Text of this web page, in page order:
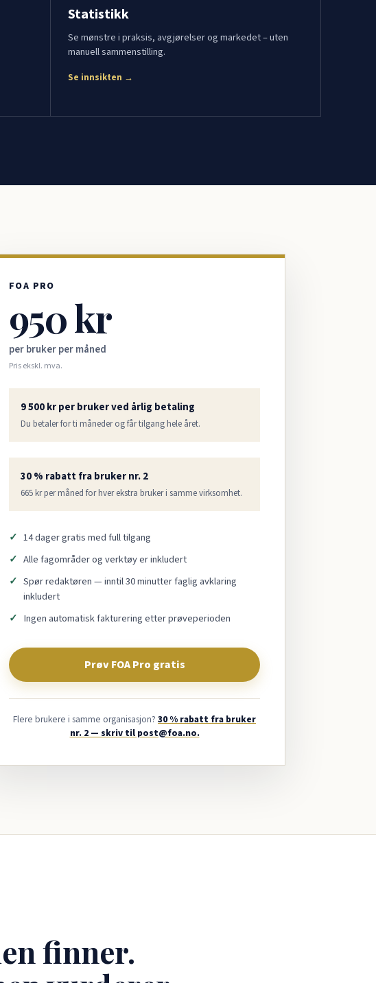
Statistikk
Se mønstre i praksis, avgjørelser og markedet – uten
manuell sammenstilling.
Se innsikten →
FOA PRO
950 kr
per bruker per måned
Pris ekskl. mva.
9 500 kr per bruker ved årlig betaling
Du betaler for ti måneder og får tilgang hele året.
30 % rabatt fra bruker nr. 2
665 kr per måned for hver ekstra bruker i samme virksomhet.
14 dager gratis med full tilgang
Alle fagområder og verktøy er inkludert
Spør redaktøren — inntil 30 minutter faglig avklaring
inkludert
Ingen automatisk fakturering etter prøveperioden
Prøv FOA Pro gratis
Flere brukere i samme organisasjon? 30 % rabatt fra bruker
nr. 2 — skriv til post@foa.no.
finner.